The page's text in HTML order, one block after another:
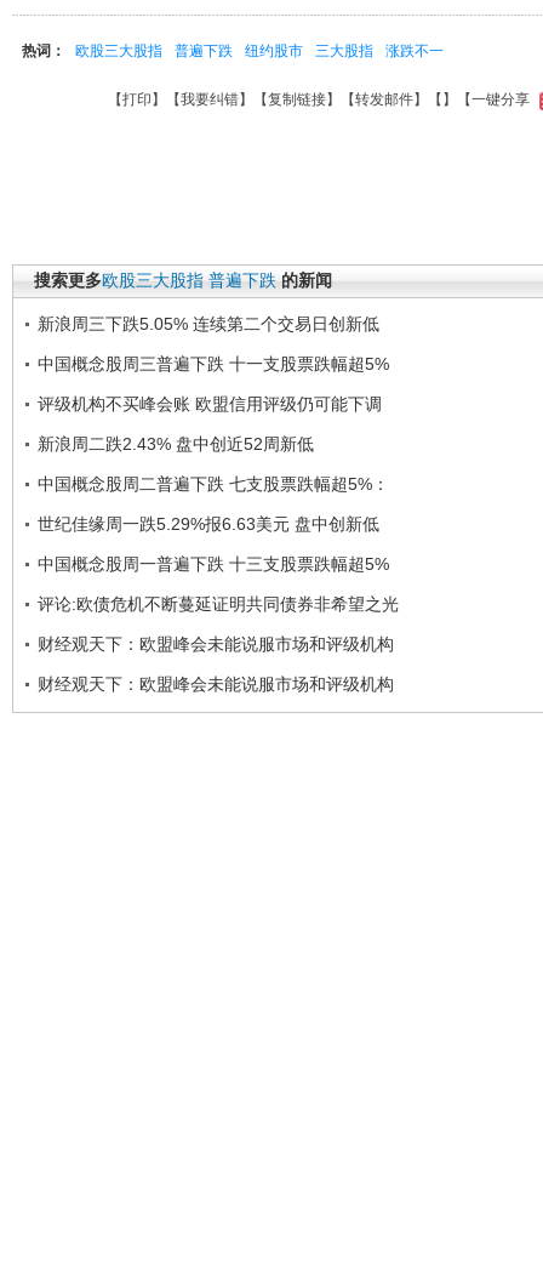
热词： 欧股三大股指 普遍下跌 纽约股市 三大股指 涨跌不一
【打印 】【我要纠错】【复制链接】【转发邮件】【 】 【一键分享
搜索更多欧股三大股指 普遍下跌 的新闻
新浪周三下跌5.05% 连续第二个交易日创新低
中国概念股周三普遍下跌 十一支股票跌幅超5%
评级机构不买峰会账 欧盟信用评级仍可能下调
新浪周二跌2.43% 盘中创近52周新低
中国概念股周二普遍下跌 七支股票跌幅超5%：
世纪佳缘周一跌5.29%报6.63美元 盘中创新低
中国概念股周一普遍下跌 十三支股票跌幅超5%
评论:欧债危机不断蔓延证明共同债券非希望之光
财经观天下：欧盟峰会未能说服市场和评级机构
财经观天下：欧盟峰会未能说服市场和评级机构